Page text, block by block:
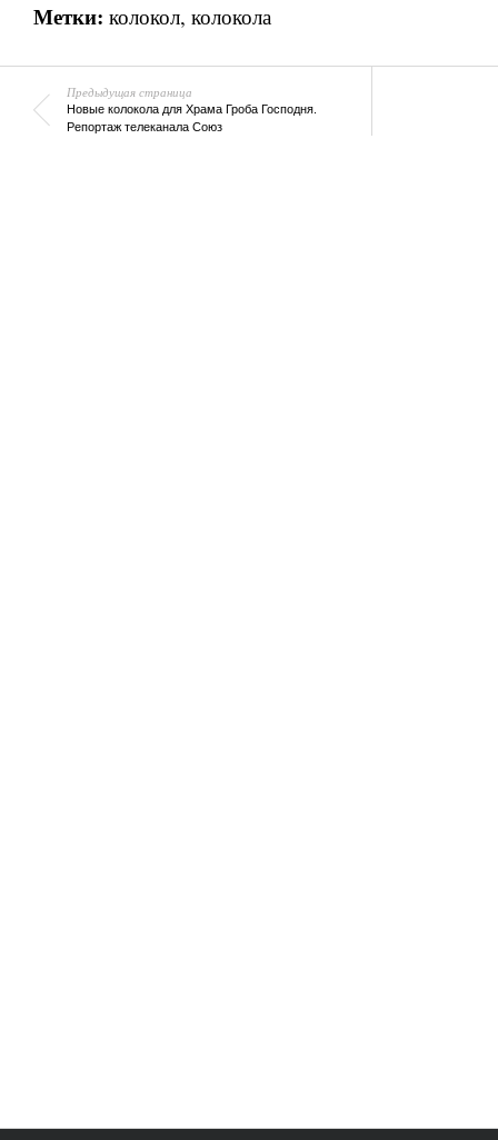
Метки: колокол, колокола
Предыдущая страница
Новые колокола для Храма Гроба Господня.
Репортаж телеканала Союз